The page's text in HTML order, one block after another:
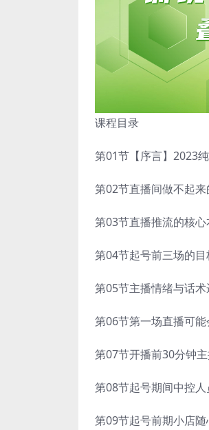
课程目录
第01节【序言】2023
第02节直播间做不起
第03节直播推流的核
第04节起号前三场的
第05节主播情绪与话
第06节第一场直播可
第07节开播前30分钟
第08节起号期间中控
第09节起号前期小店